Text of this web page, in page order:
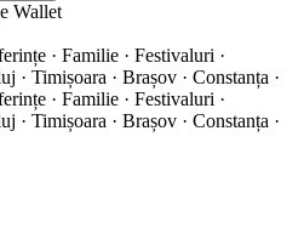
Wallet
· Familie · Festivaluri ·
· Timișoara · Brașov · Constanța ·
· Familie · Festivaluri ·
· Timișoara · Brașov · Constanța ·